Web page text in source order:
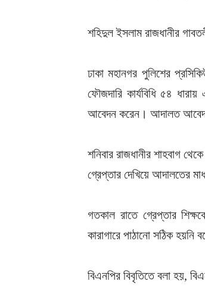
শহিদুল ইসলাম রাজধানীর
ঢাকা মহানগর পুলিশের
ফৌজদারি কার্যবিধি ৫৪
আবেদন করেন। আদালত
শনিবার রাজধানীর শাহবাগ
গ্রেপ্তার দেখিয়ে আদালতের
গতকাল রাতে গ্রেপ্তার
কারাগারে পাঠানো সঠিক
বিএনপির বিবৃতিতে বলা হয়,